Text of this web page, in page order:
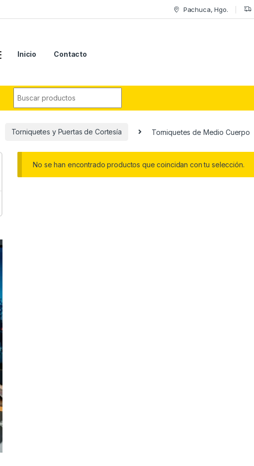
Pachuca, Hgo.
Inicio Contacto
Torniquetes y Puertas de Cortesí­a Torniquetes de Medio Cuerpo
No se han encontrado productos que coincidan con tu selección.